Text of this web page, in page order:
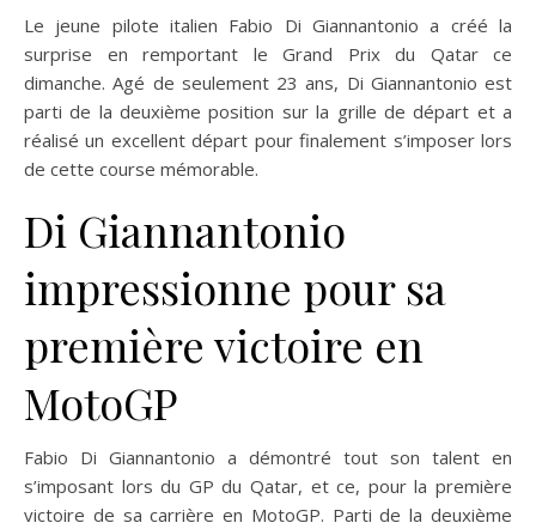
Le jeune pilote italien Fabio Di Giannantonio a créé la
surprise en remportant le Grand Prix du Qatar ce
dimanche. Agé de seulement 23 ans, Di Giannantonio est
parti de la deuxième position sur la grille de départ et a
réalisé un excellent départ pour finalement s’imposer lors
de cette course mémorable.
Di Giannantonio
impressionne pour sa
première victoire en
MotoGP
Fabio Di Giannantonio a démontré tout son talent en
s’imposant lors du GP du Qatar, et ce, pour la première
victoire de sa carrière en MotoGP. Parti de la deuxième